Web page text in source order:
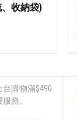
收納袋)
台購物滿$490
務。